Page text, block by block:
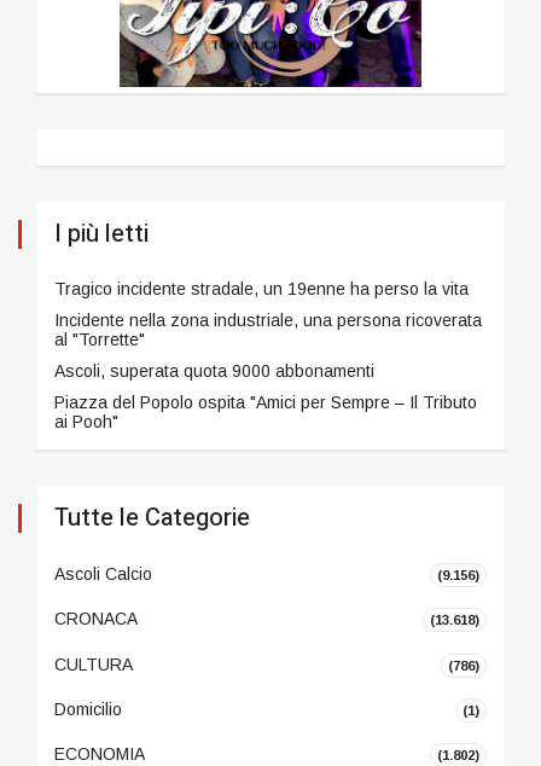
I più letti
Tragico incidente stradale, un 19enne ha perso la vita
Incidente nella zona industriale, una persona ricoverata
al "Torrette"
Ascoli, superata quota 9000 abbonamenti
Piazza del Popolo ospita "Amici per Sempre – Il Tributo
ai Pooh"
Tutte le Categorie
Ascoli Calcio (9.156)
CRONACA (13.618)
CULTURA (786)
Domicilio (1)
ECONOMIA (1.802)